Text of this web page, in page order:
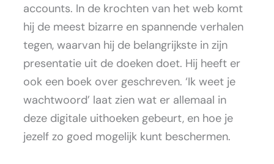
accounts. In de krochten van het web komt
hij de meest bizarre en spannende verhalen
tegen, waarvan hij de belangrijkste in zijn
presentatie uit de doeken doet. Hij heeft er
ook een boek over geschreven. ‘Ik weet je
wachtwoord’ laat zien wat er allemaal in
deze digitale uithoeken gebeurt, en hoe je
jezelf zo goed mogelijk kunt beschermen.